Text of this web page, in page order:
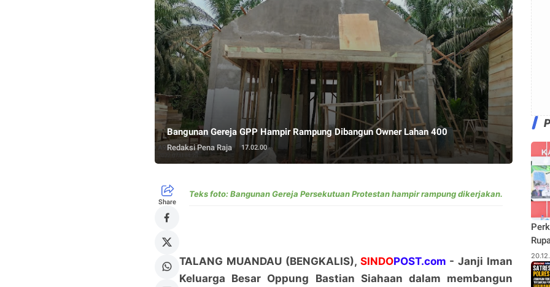
Bangunan Gereja GPP Hampir Rampung Dibangun Owner Lahan 400
Redaksi Pena Raja 17.02.00
Share
Teks foto: Bangunan Gereja Persekutuan Protestan hampir rampung dikerjakan.
TALANG MUANDAU (BENGKALIS), SINDOPOST.com - Janji Iman
Keluarga Besar Oppung Bastian Siahaan dalam membangun
Rhu